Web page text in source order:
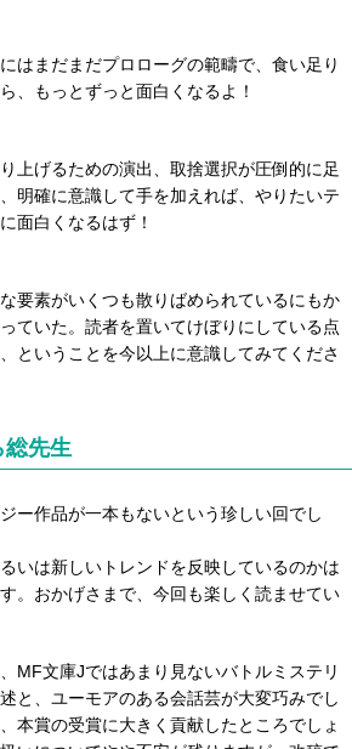
はまだまだプロローグの範疇で、食い足り
、もっとずっと面白くなるよ！
上げるための演出、取捨選択が圧倒的に足
明確に意識して手を加えれば、やりたいテ
面白くなるはず！
要素がいくつも散りばめられているにもか
ていた。読者を置いてけぼりにしている点
ということを今以上に意識してみてくださ
総先生
ー作品が一本もないという珍しい回でし
いは新しいトレンドを反映しているのかは
。おかげさまで、今回も楽しく読ませてい
MF文庫Jではあまり見ないバトルミステリ
と、ユーモアのある会話芸が大変巧みでし
本賞の受賞に大きく貢献したところでしょ